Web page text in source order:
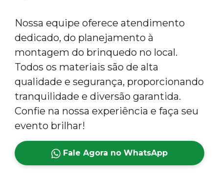
Nossa equipe oferece atendimento
dedicado, do planejamento à
montagem do brinquedo no local.
Todos os materiais são de alta
qualidade e segurança, proporcionando
tranquilidade e diversão garantida.
Confie na nossa experiência e faça seu
evento brilhar!
Fale Agora no WhatsApp